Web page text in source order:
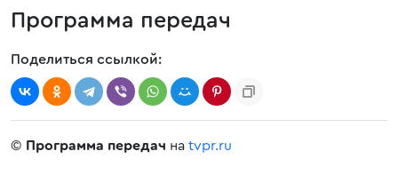
Программа передач
Поделиться ссылкой:
© Программа передач на tvpr.ru